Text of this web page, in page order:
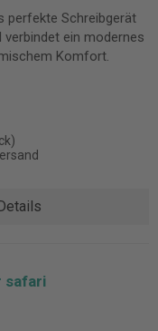
perfekte Schreibgerät
ein modernes
Komfort.
safari